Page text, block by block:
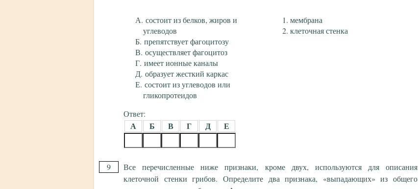
состоит из белков, жиров и
углеводов
препятствует фагоцитозу
осуществляет фагоцитоз
имеет ионные каналы
образует жесткий каркас
состоит из углеводов или
гликопротеидов
мембрана
клеточная стенка
Ответ:
А Б В Г Д Е
9
Все перечисленные ниже признаки, кроме двух, используются для описания
клеточной стенки грибов. Определите два признака, «выпадающих» из общего